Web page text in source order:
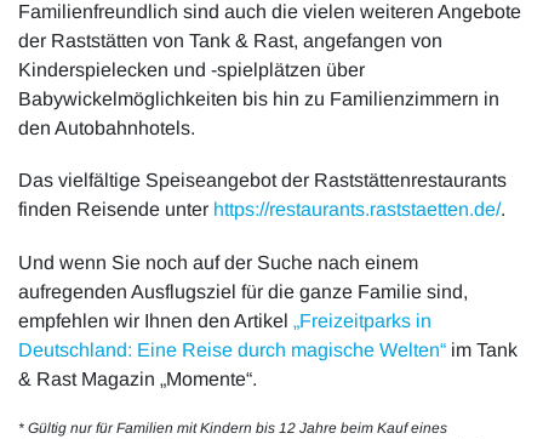
Familienfreundlich sind auch die vielen weiteren Angebote
der Raststätten von Tank & Rast, angefangen von
Kinderspielecken und -spielplätzen über
Babywickelmöglichkeiten bis hin zu Familienzimmern in
den Autobahnhotels.
Das vielfältige Speiseangebot der Raststättenrestaurants
finden Reisende unter https://restaurants.raststaetten.de/.
Und wenn Sie noch auf der Suche nach einem
aufregenden Ausflugsziel für die ganze Familie sind,
empfehlen wir Ihnen den Artikel „Freizeitparks in
Deutschland: Eine Reise durch magische Welten“ im Tank
& Rast Magazin „Momente“.
* Gültig nur für Familien mit Kindern bis 12 Jahre beim Kauf eines